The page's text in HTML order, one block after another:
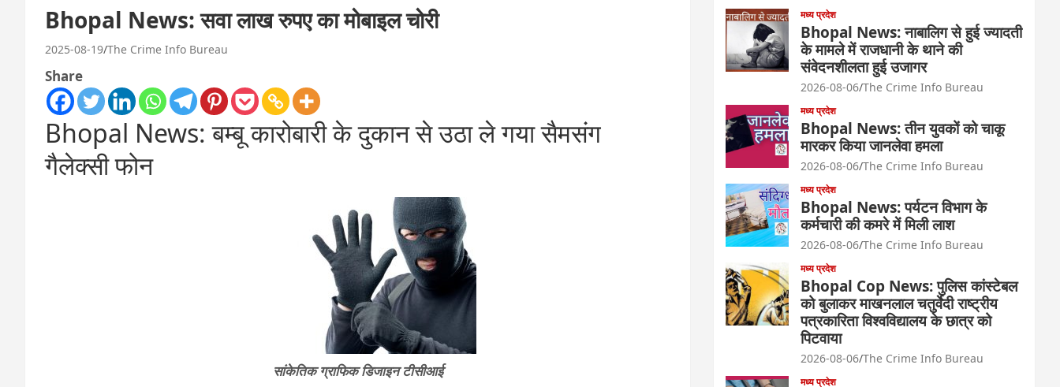
Bhopal News: सवा लाख रुपए का मोबाइल चोरी
2025-08-19 The Crime Info Bureau
Share
Bhopal News: बम्बू कारोबारी के दुकान से उठा ले गया सैमसंग
गैलेक्सी फोन
सांकेतिक ग्राफिक डिजाइन टीसीआई
मध्य प्रदेश
Bhopal News: नाबालिग से हुई ज्यादती
के मामले में राजधानी के थाने की
संवेदनशीलता हुई उजागर
2026-08-06 The Crime Info Bureau
मध्य प्रदेश
Bhopal News: तीन युवकों को चाकू
मारकर किया जानलेवा हमला
2026-08-06 The Crime Info Bureau
मध्य प्रदेश
Bhopal News: पर्यटन विभाग के
कर्मचारी की कमरे में मिली लाश
2026-08-06 The Crime Info Bureau
मध्य प्रदेश
Bhopal Cop News: पुलिस कांस्टेबल
को बुलाकर माखनलाल चतुर्वेदी राष्ट्रीय
पत्रकारिता विश्वविद्यालय के छात्र को
पिटवाया
2026-08-06 The Crime Info Bureau
मध्य प्रदेश